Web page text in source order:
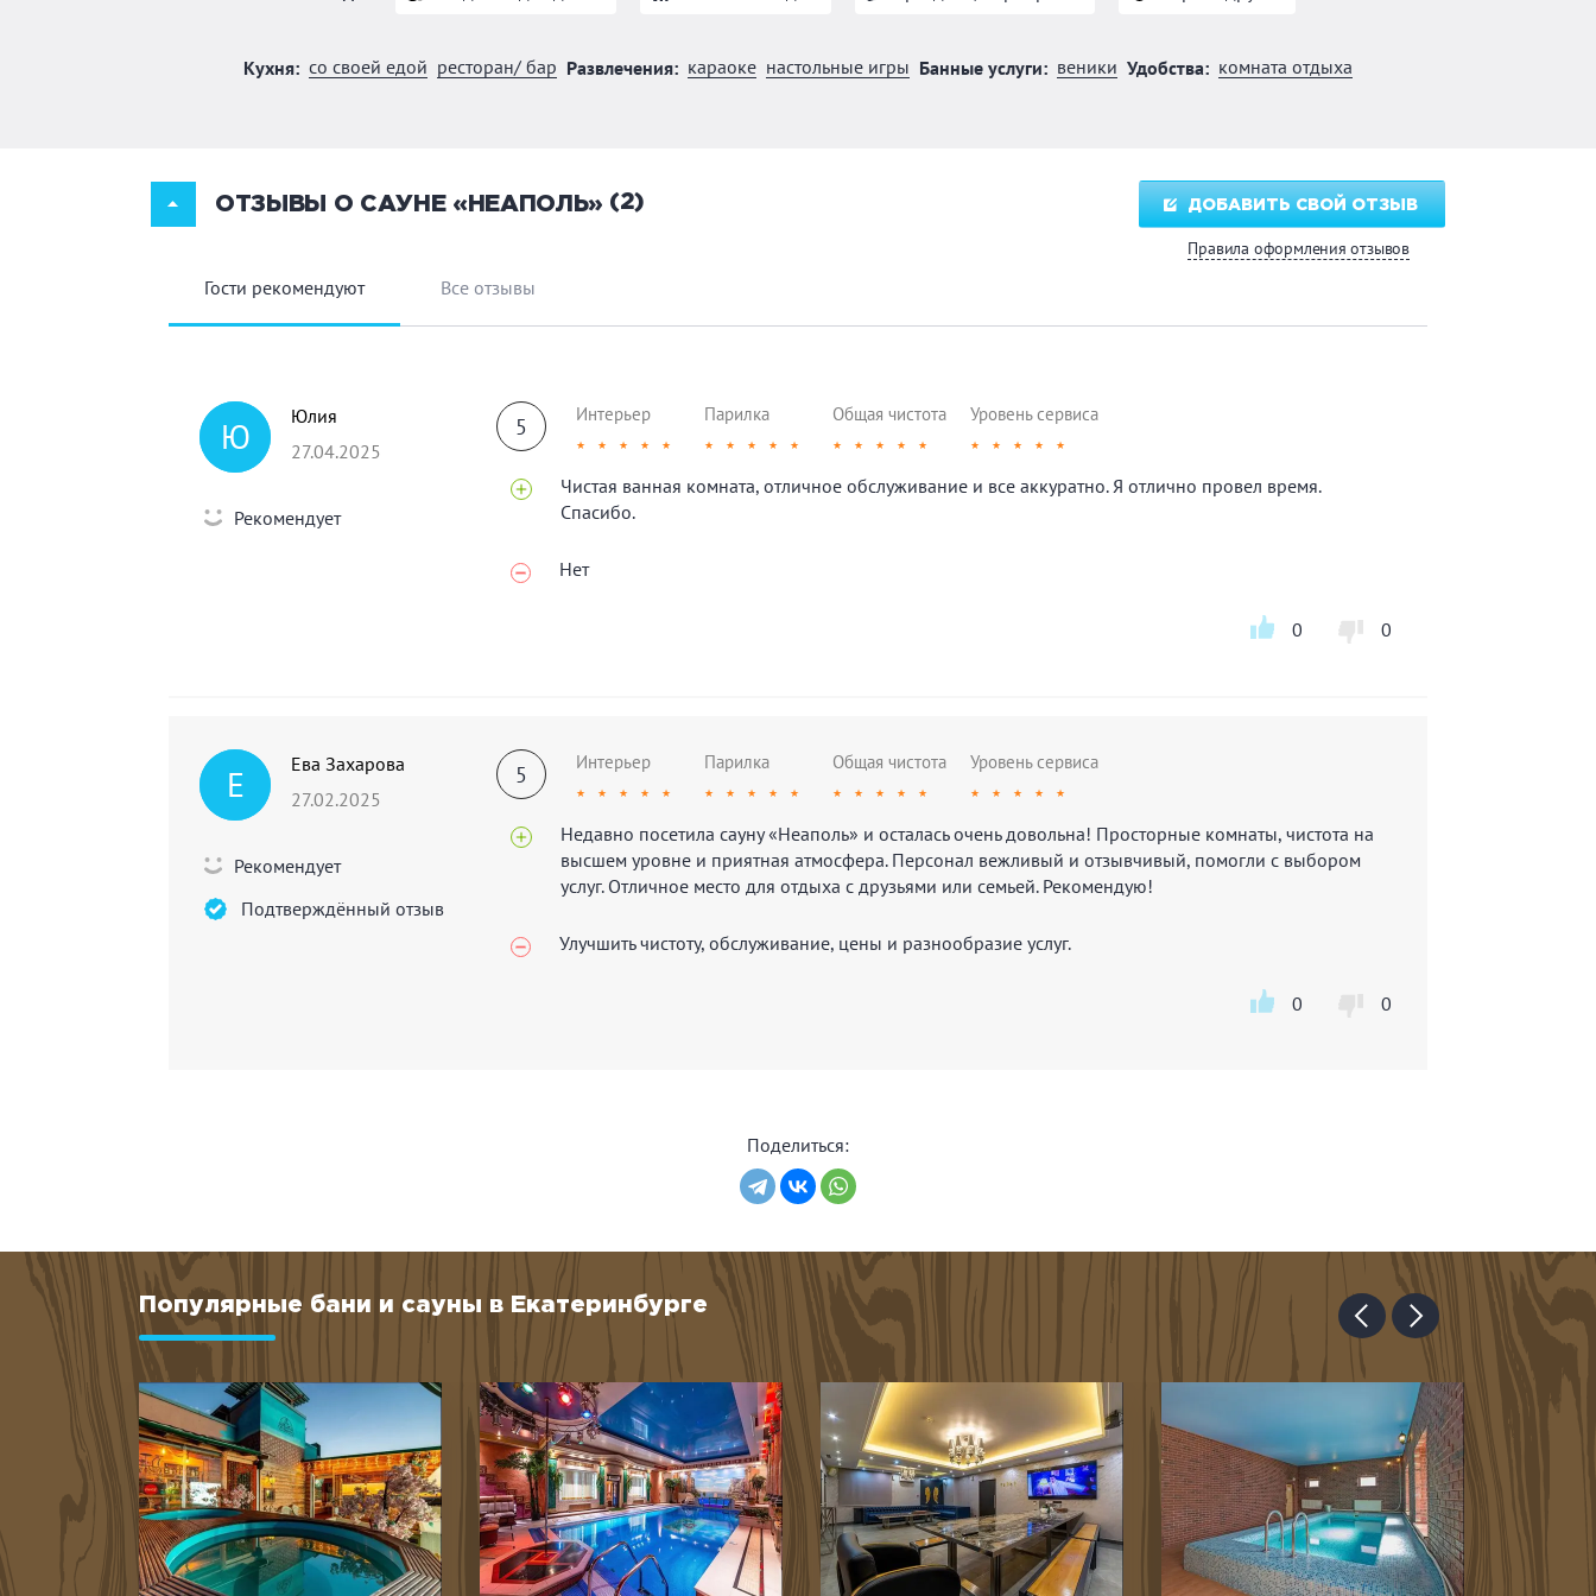
Кухня: со своей едой ресторан/ бар Развлечения: караоке настольные игры Банные услуги: веники Удобства: комната отдыха
ОТЗЫВЫ О САУНЕ «НЕАПОЛЬ» (2) ДОБАВИТЬ СВОЙ ОТЗЫВ
Правила оформления отзывов
Гости рекомендуют Все отзывы
Ю
Юлия
27.04.2025
Рекомендует
5 Интерьер
★ ★ ★ ★ ★
Парилка
★ ★ ★ ★ ★
Общая чистота
★ ★ ★ ★ ★
Уровень сервиса
★ ★ ★ ★ ★
Чистая ванная комната, отличное обслуживание и все аккуратно. Я отлично провел время.
Спасибо.
Нет
0 0
Е
Ева Захарова
27.02.2025
Рекомендует
Подтверждённый отзыв
5 Интерьер
★ ★ ★ ★ ★
Парилка
★ ★ ★ ★ ★
Общая чистота
★ ★ ★ ★ ★
Уровень сервиса
★ ★ ★ ★ ★
Недавно посетила сауну «Неаполь» и осталась очень довольна! Просторные комнаты, чистота на
высшем уровне и приятная атмосфера. Персонал вежливый и отзывчивый, помогли с выбором
услуг. Отличное место для отдыха с друзьями или семьей. Рекомендую!
Улучшить чистоту, обслуживание, цены и разнообразие услуг.
0 0
Поделиться:
Популярные бани и сауны в Екатеринбурге